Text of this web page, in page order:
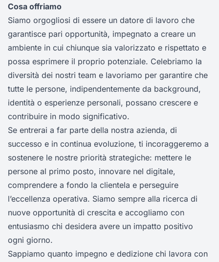
Cosa offriamo
Siamo orgogliosi di essere un datore di lavoro che
garantisce pari opportunità, impegnato a creare un
ambiente in cui chiunque sia valorizzato e rispettato e
possa esprimere il proprio potenziale. Celebriamo la
diversità dei nostri team e lavoriamo per garantire che
tutte le persone, indipendentemente da background,
identità o esperienze personali, possano crescere e
contribuire in modo significativo.
Se entrerai a far parte della nostra azienda, di
successo e in continua evoluzione, ti incoraggeremo a
sostenere le nostre priorità strategiche: mettere le
persone al primo posto, innovare nel digitale,
comprendere a fondo la clientela e perseguire
l’eccellenza operativa. Siamo sempre alla ricerca di
nuove opportunità di crescita e accogliamo con
entusiasmo chi desidera avere un impatto positivo
ogni giorno.
Sappiamo quanto impegno e dedizione chi lavora con